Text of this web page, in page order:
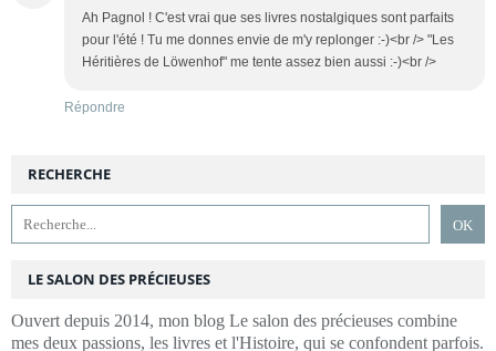
Ah Pagnol ! C'est vrai que ses livres nostalgiques sont parfaits
pour l'été ! Tu me donnes envie de m'y replonger :-)<br /> "Les
Héritières de Löwenhof" me tente assez bien aussi :-)<br />
Répondre
RECHERCHE
LE SALON DES PRÉCIEUSES
Ouvert depuis 2014, mon blog Le salon des précieuses combine
mes deux passions, les livres et l'Histoire, qui se confondent parfois.